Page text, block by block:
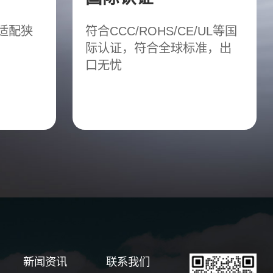
配狭
符合CCC/ROHS/CE/UL等国
际认证，符合全球标准，出
口无忧
新闻资讯 联系我们